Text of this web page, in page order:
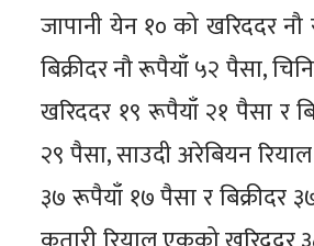
जापानी येन १० को खरिददर
बिक्रीदर नौ रूपैयाँ ५२ पैसा,
खरिददर १९ रूपैयाँ २१ पैसा र
२९ पैसा, साउदी अरेबियन
३७ रूपैयाँ १७ पैसा र बिक्रीदर